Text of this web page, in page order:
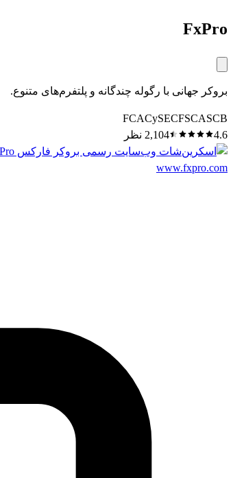
FxPro
بروکر جهانی با رگوله چندگانه و پلتفرم‌های متنوع.
FCACySECFSCASCB
4.6
2,104 نظر
www.fxpro.com